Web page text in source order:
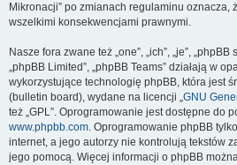
Mikronacji” po zmianach regulaminu oznacza,
wszelkimi konsekwencjami prawnymi.
Nasze fora zwane też „one”, „ich”, „je”,
„phpBB Limited”, „phpBB Teams” działają w
wykorzystujące technologię phpBB, która jest
(bulletin board), wydane na licencji „GNU
też „GPL”. Oprogramowanie jest dostępne do
www.phpbb.com. Oprogramowanie phpBB
internet, a jego autorzy nie kontrolują tekstów
jego pomocą. Więcej informacji o phpBB